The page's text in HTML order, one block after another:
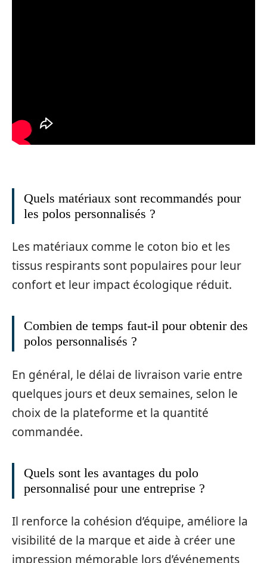
Quels matériaux sont recommandés pour
les polos personnalisés ?
Les matériaux comme le coton bio et les
tissus respirants sont populaires pour leur
confort et leur impact écologique réduit.
Combien de temps faut-il pour obtenir des
polos personnalisés ?
En général, le délai de livraison varie entre
quelques jours et deux semaines, selon le
choix de la plateforme et la quantité
commandée.
Quels sont les avantages du polo
personnalisé pour une entreprise ?
Il renforce la cohésion d’équipe, améliore la
visibilité de la marque et aide à créer une
impression mémorable lors d’événements